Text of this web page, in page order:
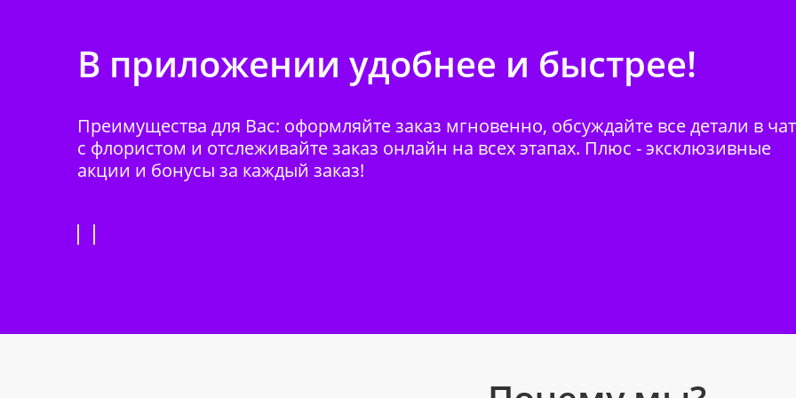
В приложении удобнее и быстрее!
Преимущества для Вас: оформляйте заказ мгновенно, обсуждайте все детали в
с флористом и отслеживайте заказ онлайн на всех этапах. Плюс - эксклюзивные
акции и бонусы за каждый заказ!